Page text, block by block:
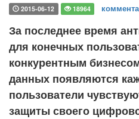
2015-06-12 18964
За последнее время
для конечных
конкурентным
данных появляются
пользователи
защиты своего